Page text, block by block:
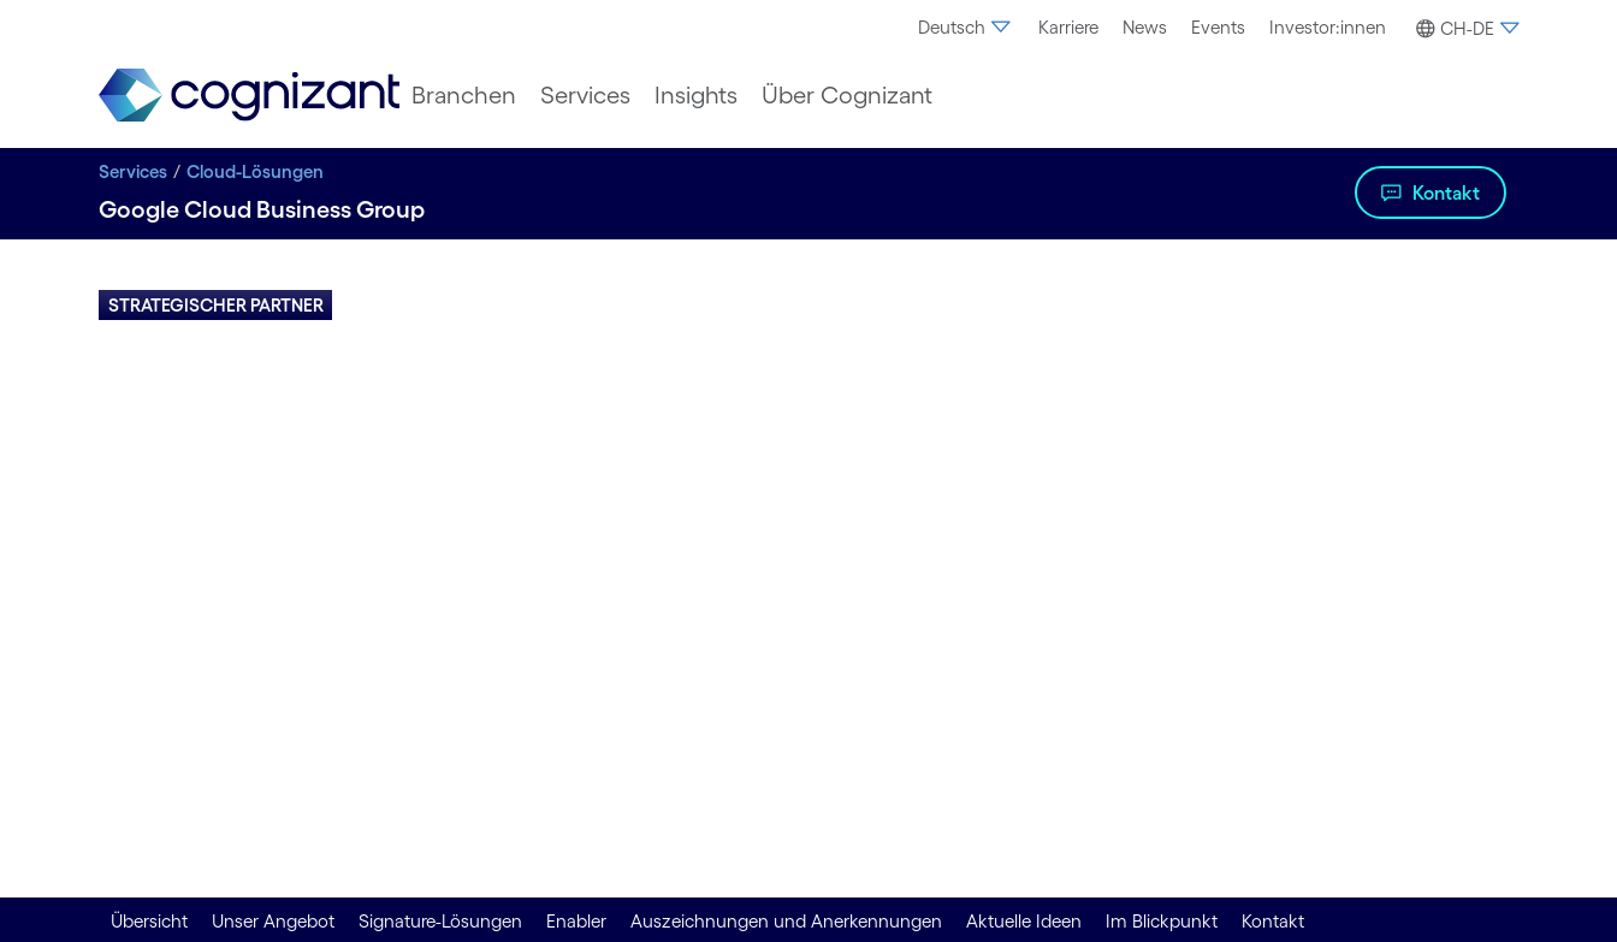
Deutsch Karriere News Events Investor:innen CH-DE
Branchen Services Insights Über Cognizant
Services Cloud-Lösungen
Google Cloud Business Group
Kontakt
STRATEGISCHER PARTNER
Übersicht Unser Angebot Signature-Lösungen Enabler Auszeichnungen und Anerkennungen Aktuelle Ideen Im Blickpunkt Kontakt